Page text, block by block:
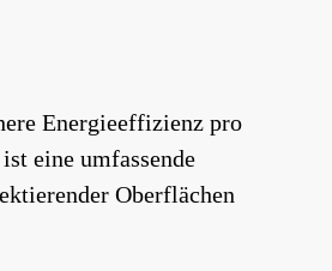
Energieeffizienz pro
eine umfassende
Oberflächen